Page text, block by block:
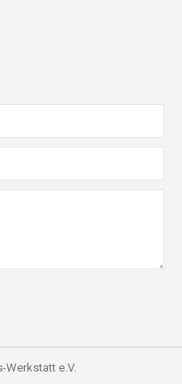
Werkstatt e.V.